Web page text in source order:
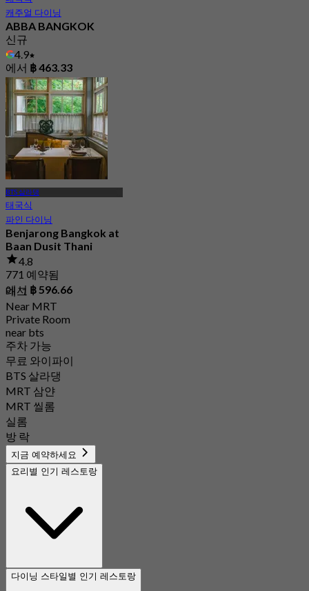
캐주얼 다이닝
ABBA BANGKOK
신규
4.9
에서 ฿ 463.33
BTS 살라댕
태국식
파인 다이닝
Benjarong Bangkok at
Baan Dusit Thani
4.8
771 예약됨
에서 ฿ 596.66
태그
Near MRT
Private Room
near bts
주차 가능
무료 와이파이
BTS 살라댕
MRT 삼얀
MRT 씰롬
실롬
방 락
지금 예약하세요
요리별 인기 레스토랑
다이닝 스타일별 인기 레스토랑